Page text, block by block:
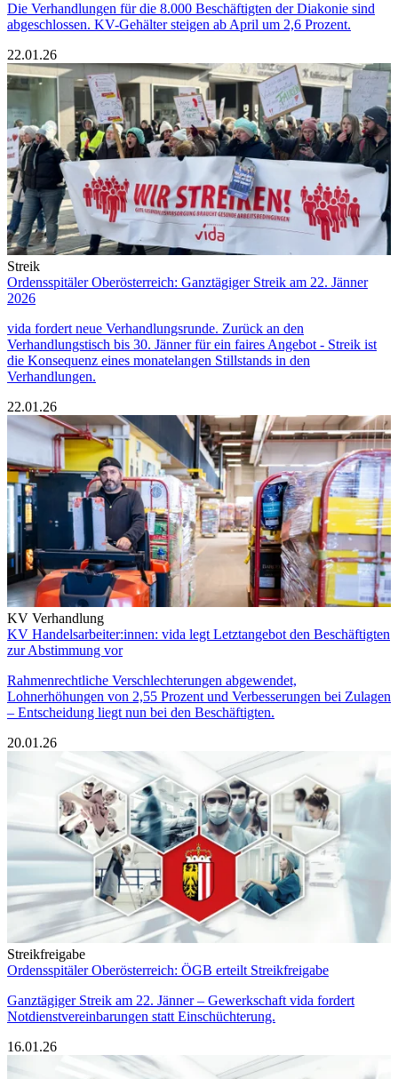
Die Verhandlungen für die 8.000 Beschäftigten der Diakonie sind
abgeschlossen. KV-Gehälter steigen ab April um 2,6 Prozent.
22.01.26
Streik
Ordensspitäler Oberösterreich: Ganztägiger Streik am 22. Jänner
2026
vida fordert neue Verhandlungsrunde. Zurück an den
Verhandlungstisch bis 30. Jänner für ein faires Angebot - Streik ist
die Konsequenz eines monatelangen Stillstands in den
Verhandlungen.
22.01.26
KV Verhandlung
KV Handelsarbeiter:innen: vida legt Letztangebot den Beschäftigten
zur Abstimmung vor
Rahmenrechtliche Verschlechterungen abgewendet,
Lohnerhöhungen von 2,55 Prozent und Verbesserungen bei Zulagen
– Entscheidung liegt nun bei den Beschäftigten.
20.01.26
Streikfreigabe
Ordensspitäler Oberösterreich: ÖGB erteilt Streikfreigabe
Ganztägiger Streik am 22. Jänner – Gewerkschaft vida fordert
Notdienstvereinbarungen statt Einschüchterung.
16.01.26